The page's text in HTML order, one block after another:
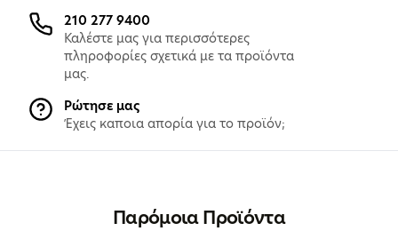
210 277 9400
Καλέστε μας για περισσότερες
πληροφορίες σχετικά με τα προϊόντα
μας.
Ρώτησε μας
Έχεις καποια απορία για το προϊόν;
Παρόμοια Προϊόντα